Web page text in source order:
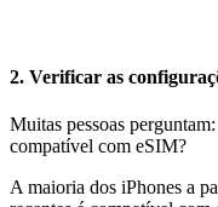
2. Verificar as
Muitas pessoas
compatível com eSIM?
A maioria dos iPhones a